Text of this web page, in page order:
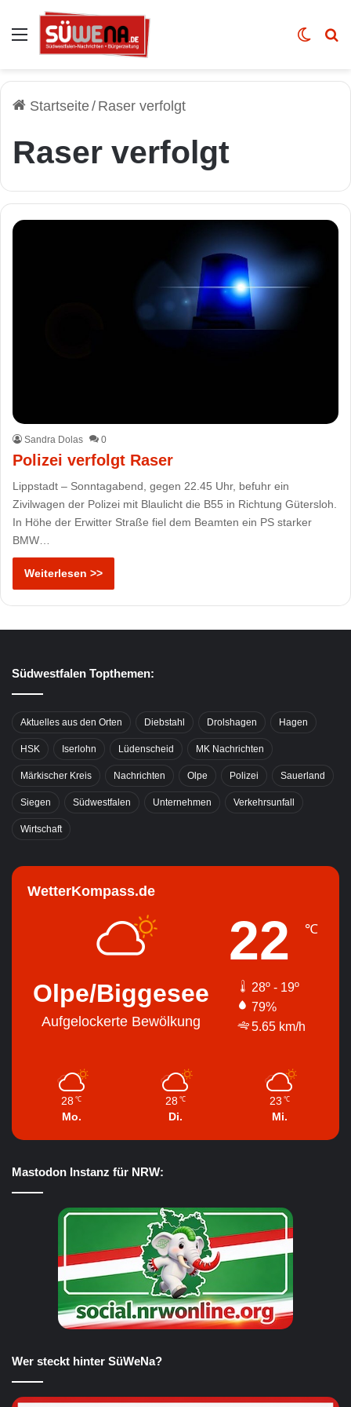
Auswahl Skin
Startseite/ Raser verfolgt
Raser verfolgt
Sandra Dolas 0
Polizei verfolgt Raser
Lippstadt – Sonntagabend, gegen 22.45 Uhr, befuhr ein
Zivilwagen der Polizei mit Blaulicht die B55 in Richtung Gütersloh.
In Höhe der Erwitter Straße fiel dem Beamten ein PS starker
BMW…
Weiterlesen >>
Südwestfalen Topthemen:
Aktuelles aus den Orten Diebstahl Drolshagen Hagen
HSK Iserlohn Lüdenscheid MK Nachrichten
Märkischer Kreis Nachrichten Olpe Polizei Sauerland
Siegen Südwestfalen Unternehmen Verkehrsunfall
Wirtschaft
WetterKompass.de
Olpe/Biggesee
Aufgelockerte Bewölkung
22 ℃
28º - 19º
79%
5.65 km/h
28 ℃
Mo.
28 ℃
Di.
23 ℃
Mi.
Mastodon Instanz für NRW:
Wer steckt hinter SüWeNa?